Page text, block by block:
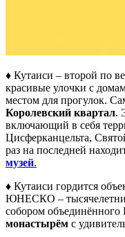
♦ Кутаиси – второй по
красивые улочки с
местом для прогулок.
Королевский квартал.
включающий в себя
Цисферканцельта,
раз на последней
музей.
♦ Кутаиси гордится
ЮНЕСКО –
собором объединённого
монастырём с